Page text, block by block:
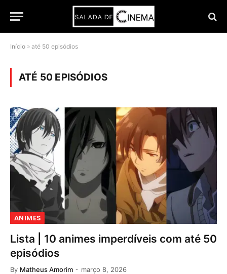
Início » até 50 episódios
ATÉ 50 EPISÓDIOS
ANIMES
Lista | 10 animes imperdíveis com até 50
episódios
By Matheus Amorim março 8, 2026